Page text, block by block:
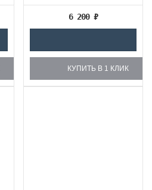
300
6 200 ₽
КУПИТЬ В 1 КЛИК